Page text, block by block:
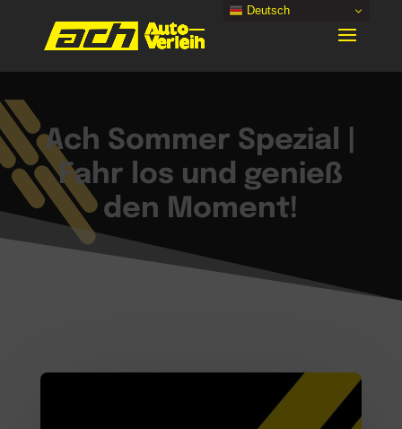
Ach Sommer Spezial |
Fahr los und genieß
den Moment!
Deutsch